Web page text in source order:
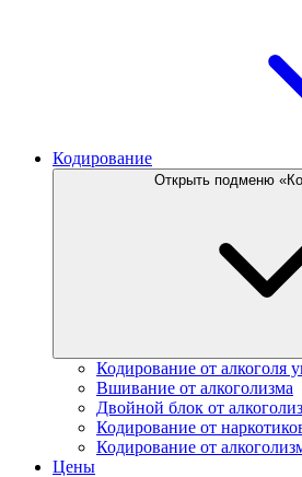
Кодирование
Открыть подменю
Кодирование от алкоголя
Вшивание от алкоголизма
Двойной блок от
Кодирование от
Кодирование от
Цены